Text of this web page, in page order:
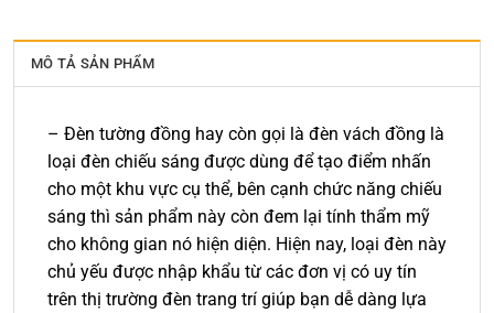
MÔ TẢ SẢN PHẨM
– Đèn tường đồng hay còn gọi là đèn vách đồng là
loại đèn chiếu sáng được dùng để tạo điểm nhấn
cho một khu vực cụ thể, bên cạnh chức năng chiếu
sáng thì sản phẩm này còn đem lại tính thẩm mỹ
cho không gian nó hiện diện. Hiện nay, loại đèn này
chủ yếu được nhập khẩu từ các đơn vị có uy tín
trên thị trường đèn trang trí giúp bạn dễ dàng lựa